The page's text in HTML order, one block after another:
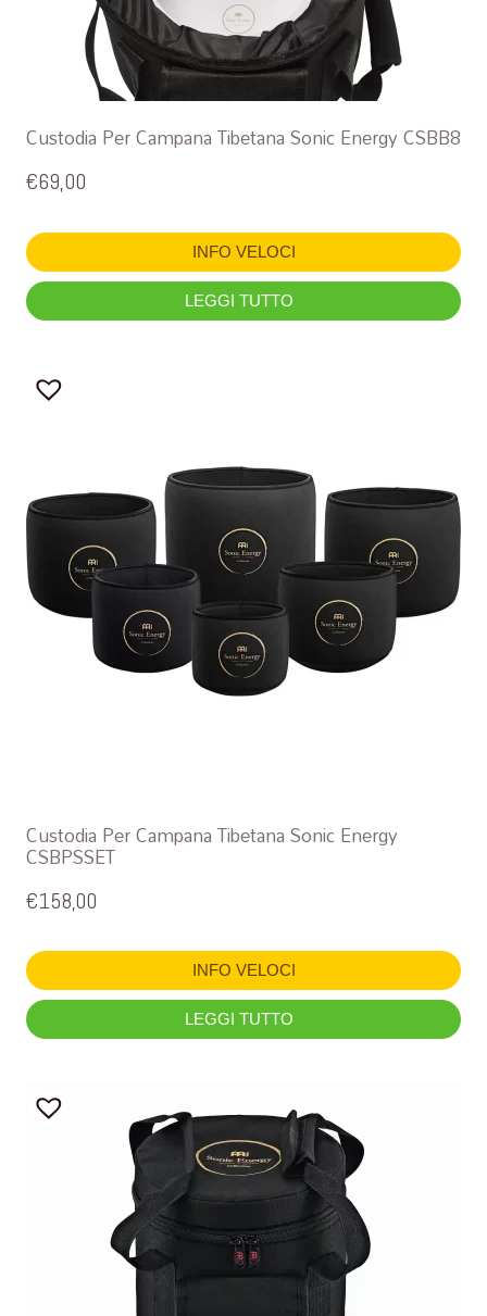
Custodia Per Campana Tibetana Sonic Energy CSBB8
€69,00
INFO VELOCI
LEGGI TUTTO
Custodia Per Campana Tibetana Sonic Energy
CSBPSSET
€158,00
INFO VELOCI
LEGGI TUTTO